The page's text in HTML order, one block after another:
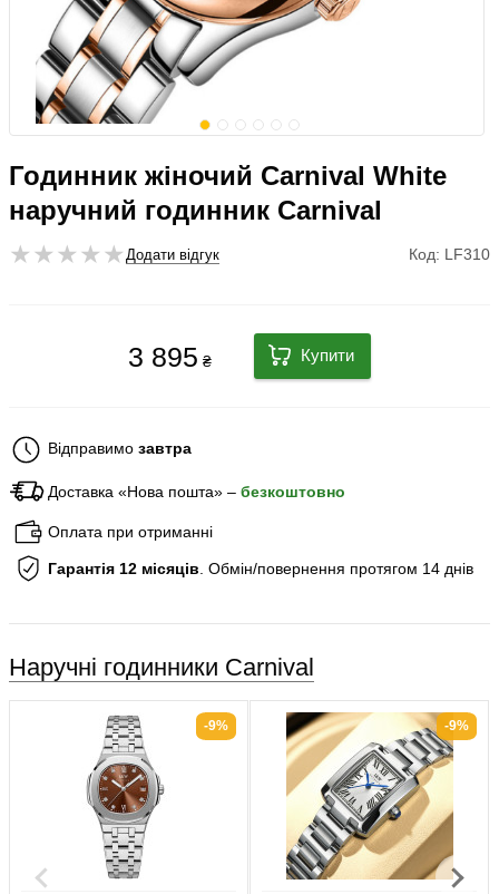
Годинник жіночий Carnival White
наручний годинник Carnival
Додати відгук Код: LF310
3 895₴ Купити
Відправимо завтра
Доставка «Нова пошта» – безкоштовно
Оплата при отриманні
Гарантія 12 місяців . Обмін/повернення протягом 14 днів
Наручні годинники Carnival
-9% -9%